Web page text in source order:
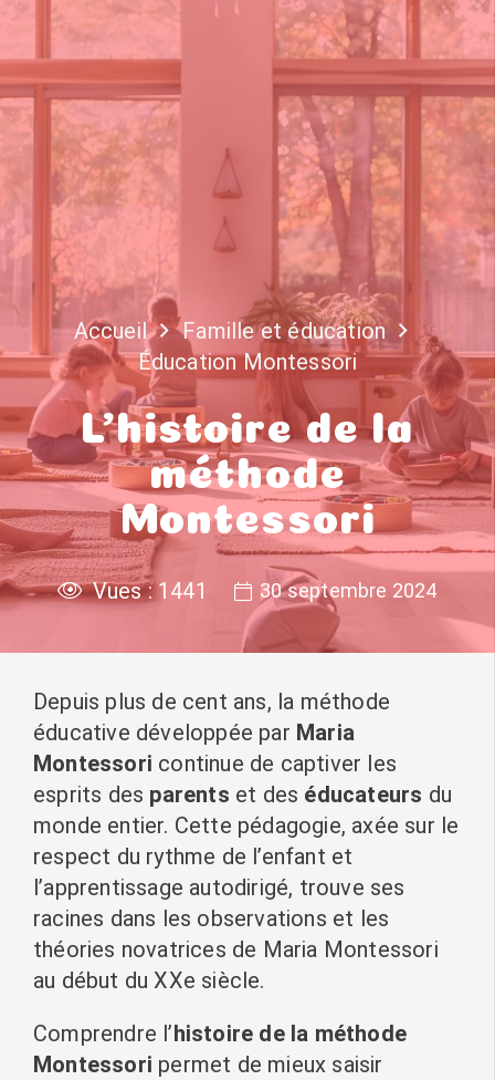
Accueil
Famille et éducation
Éducation Montessori
L’histoire de la
méthode
Montessori
Vues : 1441 30 septembre 2024
Depuis plus de cent ans, la méthode
éducative développée par Maria
Montessori continue de captiver les
esprits des parents et des éducateurs du
monde entier. Cette pédagogie, axée sur le
respect du rythme de l’enfant et
l’apprentissage autodirigé, trouve ses
racines dans les observations et les
théories novatrices de Maria Montessori
au début du XXe siècle.
Comprendre l’histoire de la méthode
Montessori permet de mieux saisir